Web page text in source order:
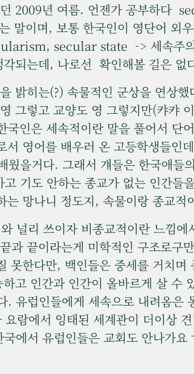
2009년 여름. 언젠가 공부하다
는 말이며, 보통 한국인이 영단어
secular state -> 세속주
되는데, 나로선 확인해볼 길은 없
밝히는(?) 속물적인 군상을 연상
그렇고 교양도 영 그렇지만(캬캬
인은 세속적이란 말을 풀어서
영어를 배우러 온 고등학생들
을거다. 그래서 걔들은 한국애
기도 안하는 종교가 없는 인간들
는 망나니 정도지, 속물이랑 종교
널리 쓰이자 비종교적이란 느낌
과 끝이라는게 미학적인 구조로
못한다만, 백인들은 중세를 거치
고 인간과 인간이 올바르게 살 수
. 유럽인들에게 세속으로 내려옴
람에서 잉태된 세계관이 더이상
에서 유럽인들은 교회도 안나가